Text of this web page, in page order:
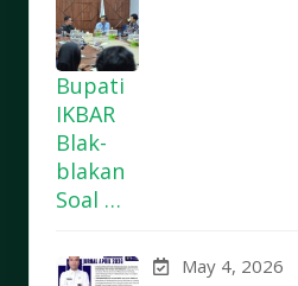
Bupati
IKBAR
Blak-
blakan
Soal …
May 4, 2026